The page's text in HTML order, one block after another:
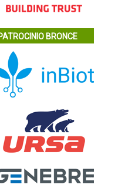
BRONCE